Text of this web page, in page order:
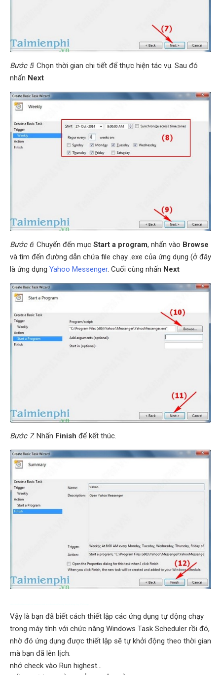
Bước 5: Chọn thời gian chi tiết để thực hiện tác vụ. Sau đó
nhấn Next
Bước 6: Chuyển đến mục Start a program, nhấn vào Browse
và tìm đến đường dẫn chứa file chạy .exe của ứng dụng (ở đây
là ứng dụng Yahoo Messenger. Cuối cùng nhấn Next
Bước 7: Nhấn Finish để kết thúc.
Vậy là bạn đã biết cách thiết lập các ứng dụng tự động chạy
trong máy tính với chức năng Windows Task Scheduler rồi đó,
nhờ đó ứng dụng được thiết lập sẽ tự khởi động theo thời gian
mà bạn đã lên lịch.
nhớ check vào Run highest...